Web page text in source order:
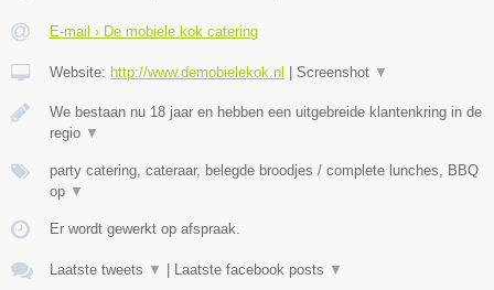
E-mail › De mobiele kok catering
Website: http://www.demobielekok.nl | Screenshot ▼
We bestaan nu 18 jaar en hebben een uitgebreide klantenkring in de
regio ▼
party catering, cateraar, belegde broodjes / complete lunches, BBQ
op ▼
Er wordt gewerkt op afspraak.
Laatste tweets ▼ | Laatste facebook posts ▼